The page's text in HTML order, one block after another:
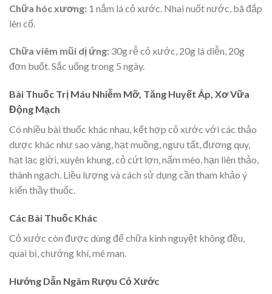
Chữa hóc xương: 1 nắm lá cỏ xước. Nhai nuốt nước, bã đắp
lên cổ.
Chữa viêm mũi dị ứng: 30g rễ cỏ xước, 20g lá diễn, 20g
đơn buốt. Sắc uống trong 5 ngày.
Bài Thuốc Trị Máu Nhiễm Mỡ, Tăng Huyết Áp, Xơ Vữa
Động Mạch
Có nhiều bài thuốc khác nhau, kết hợp cỏ xước với các thảo
dược khác như sao vàng, hạt muồng, ngưu tất, đương quy,
hạt lạc giời, xuyên khung, cỏ cứt lợn, nấm mèo, hạn liên thảo,
thành ngạch. Liều lượng và cách sử dụng cần tham khảo ý
kiến thầy thuốc.
Các Bài Thuốc Khác
Cỏ xước còn được dùng để chữa kinh nguyệt không đều,
quai bị, chướng khí, mê man.
Hướng Dẫn Ngâm Rượu Cỏ Xước